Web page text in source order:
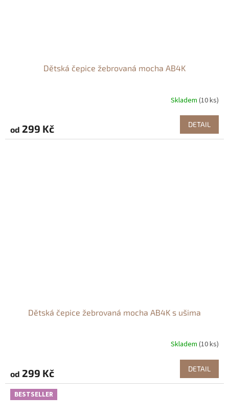
Dětská čepice žebrovaná mocha AB4K
Skladem (10 ks)
od 299 Kč DETAIL
Dětská čepice žebrovaná mocha AB4K s ušima
Skladem (10 ks)
od 299 Kč DETAIL
BESTSELLER